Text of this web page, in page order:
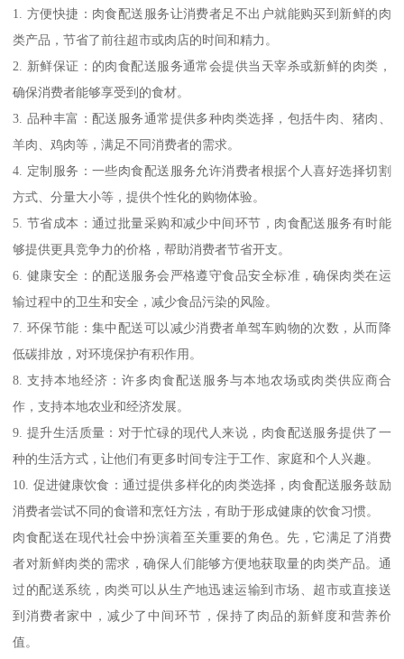
1. 方便快捷：肉食配送服务让消费者足不出户就能购买到新鲜的肉
类产品，节省了前往超市或肉店的时间和精力。
2. 新鲜保证：的肉食配送服务通常会提供当天宰杀或新鲜的肉类，
确保消费者能够享受到的食材。
3. 品种丰富：配送服务通常提供多种肉类选择，包括牛肉、猪肉、
羊肉、鸡肉等，满足不同消费者的需求。
4. 定制服务：一些肉食配送服务允许消费者根据个人喜好选择切割
方式、分量大小等，提供个性化的购物体验。
5. 节省成本：通过批量采购和减少中间环节，肉食配送服务有时能
够提供更具竞争力的价格，帮助消费者节省开支。
6. 健康安全：的配送服务会严格遵守食品安全标准，确保肉类在运
输过程中的卫生和安全，减少食品污染的风险。
7. 环保节能：集中配送可以减少消费者单驾车购物的次数，从而降
低碳排放，对环境保护有积作用。
8. 支持本地经济：许多肉食配送服务与本地农场或肉类供应商合
作，支持本地农业和经济发展。
9. 提升生活质量：对于忙碌的现代人来说，肉食配送服务提供了一
种的生活方式，让他们有更多时间专注于工作、家庭和个人兴趣。
10. 促进健康饮食：通过提供多样化的肉类选择，肉食配送服务鼓励
消费者尝试不同的食谱和烹饪方法，有助于形成健康的饮食习惯。
肉食配送在现代社会中扮演着至关重要的角色。先，它满足了消费
者对新鲜肉类的需求，确保人们能够方便地获取量的肉类产品。通
过的配送系统，肉类可以从生产地迅速运输到市场、超市或直接送
到消费者家中，减少了中间环节，保持了肉品的新鲜度和营养价
值。